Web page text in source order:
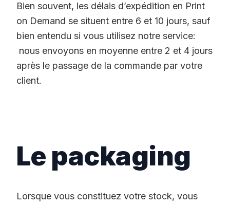
Bien souvent, les délais d’expédition en Print
on Demand se situent entre 6 et 10 jours, sauf
bien entendu si vous utilisez notre service:
nous envoyons en moyenne entre 2 et 4 jours
après le passage de la commande par votre
client.
Le packaging
Lorsque vous constituez votre stock, vous